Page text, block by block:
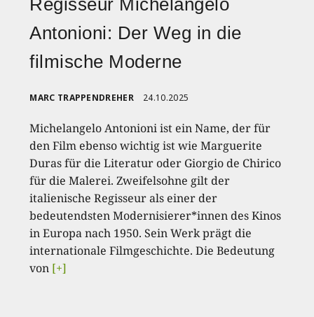
Regisseur Michelangelo
Antonioni: Der Weg in die
filmische Moderne
MARC TRAPPENDREHER 24.10.2025
Michelangelo Antonioni ist ein Name, der für
den Film ebenso wichtig ist wie Marguerite
Duras für die Literatur oder Giorgio de Chirico
für die Malerei. Zweifelsohne gilt der
italienische Regisseur als einer der
bedeutendsten Modernisierer*innen des Kinos
in Europa nach 1950. Sein Werk prägt die
internationale Filmgeschichte. Die Bedeutung
von [+]